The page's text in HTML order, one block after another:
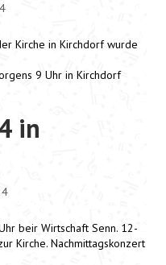
Kirche in Kirchdorf wurde
9 Uhr in Kirchdorf
in
beir Wirtschaft Senn. 12-
Kirche. Nachmittagskonzert